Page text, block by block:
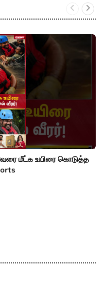
மீட்க உயிரை கொடுத்த